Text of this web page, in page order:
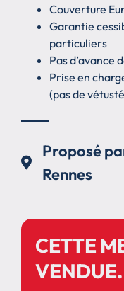
Couverture
Garantie
particuliers
Pas d’avance
Prise en
(pas de
Proposé
Rennes
CETTE
VENDUE.